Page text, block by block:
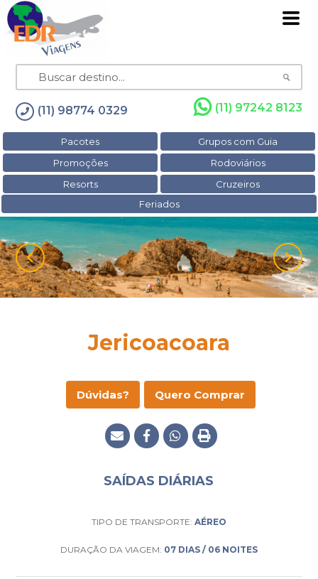
(11) 98774 0329 (11) 97242 8123
Pacotes
Grupos com Guia
Promoções
Rodoviários
Resorts
Cruzeiros
Feriados
Jericoacoara
Dúvidas? Quero Comprar
SAÍDAS DIÁRIAS
TIPO DE TRANSPORTE: AÉREO
DURAÇÃO DA VIAGEM: 07 DIAS / 06 NOITES